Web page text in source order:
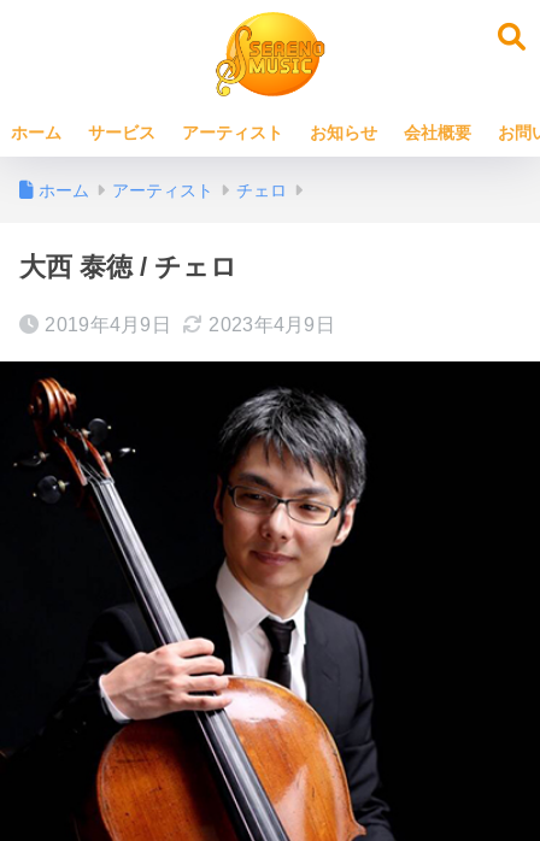
ホーム サービス アーティスト お知らせ 会社概要 お問
ホーム アーティスト チェロ
大西 泰徳 / チェロ
2019年4月9日 2023年4月9日